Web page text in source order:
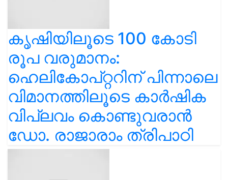
കൃഷിയിലൂടെ 100 കോടി
രൂപ വരുമാനം:
ഹെലികോപ്റ്ററിന് പിന്നാലെ
വിമാനത്തിലൂടെ കാർഷിക
വിപ്ലവം കൊണ്ടുവരാൻ
ഡോ. രാജാരാം ത്രിപാഠി